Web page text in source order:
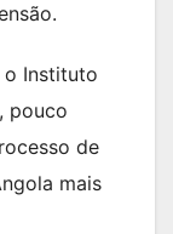
o Instituto
pouco
de
mais